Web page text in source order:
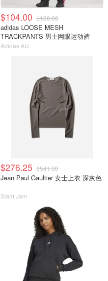
$104.00 $130.00
adidas LOOSE MESH
TRACKPANTS 男士网眼运动裤
Adidas AU
$276.25 $541.00
Jean Paul Gaultier 女士上衣 深灰色
Slam Jam